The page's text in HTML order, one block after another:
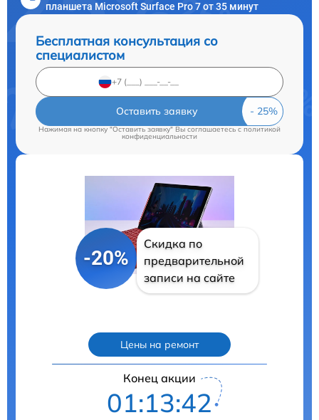
планшета Microsoft Surface Pro 7 от 35 минут
Бесплатная консультация со
специалистом
Оставить заявку
Нажимая на кнопку "Оставить заявку" Вы соглашаетесь cполитикой
конфиденциальности
-20%
Скидка по
предварительной
записи на сайте
Цены на ремонт
Конец акции
01:13:41